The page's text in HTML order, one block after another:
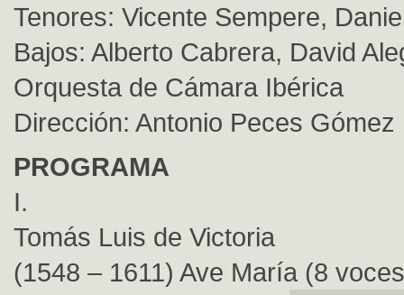
Tenores: Vicente Sempere,
Bajos: Alberto Cabrera, David
Orquesta de Cámara Ibérica
Dirección: Antonio Peces Gómez
PROGRAMA
I.
Tomás Luis de Victoria
(1548 – 1611) Ave María (8